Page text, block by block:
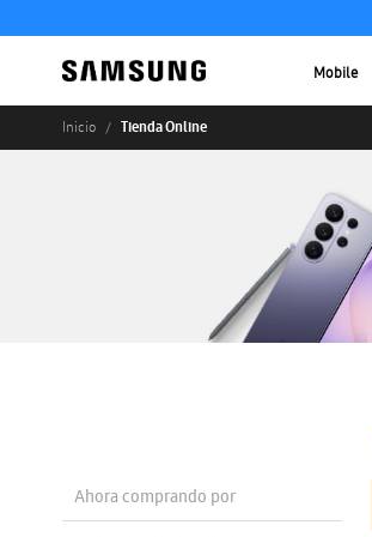
Mobile
Inicio Tienda Online
Ahora comprando por